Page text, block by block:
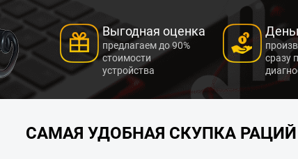
Выгодная оценка
предлагаем до 90%
стоимости
устройства
сразу
САМАЯ УДОБНАЯ СКУПКА РАЦИЙ